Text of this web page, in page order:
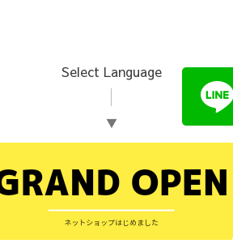
Select Language
▼